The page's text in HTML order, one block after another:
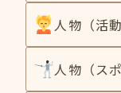
人物（活
人物（ス